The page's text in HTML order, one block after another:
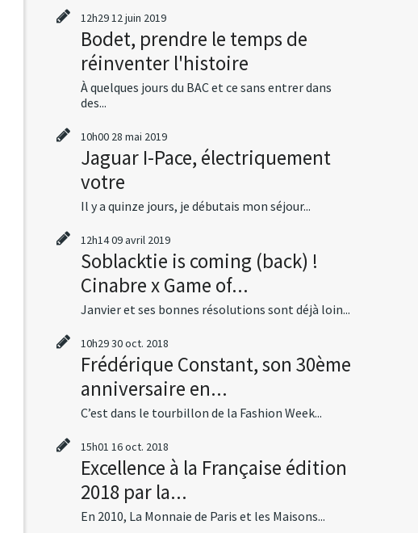
12h2912juin 2019
Bodet, prendre le temps de
réinventer l'histoire
À quelques jours du BAC et ce sans entrer dans
des...
10h00 28 mai 2019
Jaguar I-Pace, électriquement
votre
Il y a quinze jours, je débutais mon séjour...
12h1409avril 2019
Soblacktie is coming (back) !
Cinabre x Game of...
Janvier et ses bonnes résolutions sont déjà loin...
10h2930oct. 2018
Frédérique Constant, son 30ème
anniversaire en...
C’est dans le tourbillon de la Fashion Week...
15h01 16oct. 2018
Excellence à la Française édition
2018 par la...
En 2010, La Monnaie de Paris et les Maisons...